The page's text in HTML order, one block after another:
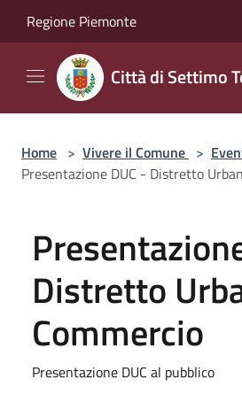
Regione Piemonte
Città di Settimo
Home > Vivere il Comune >
Presentazione DUC - Distretto
Distretto
Commercio
Presentazione DUC al pubblico